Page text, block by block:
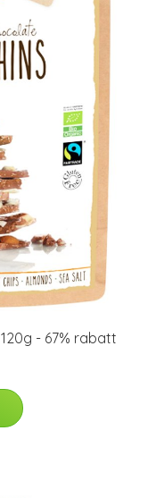
- 67% rabatt